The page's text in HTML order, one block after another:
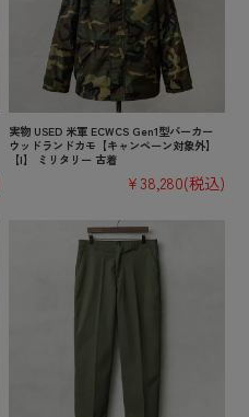
実物 USED 米軍 ECWCS Gen1型パーカー
ウッドランドカモ【キャンペーン対象外】
【I】 ミリタリー 古着
¥38,280(税込)